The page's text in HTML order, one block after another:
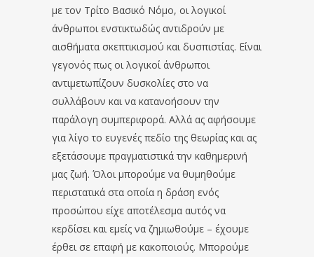
με τον Τρίτο Βασικό Νόμο, οι λογικοί
άνθρωποι ενστικτωδώς αντιδρούν με
αισθήματα σκεπτικισμού και δυσπιστίας. Είναι
γεγονός πως οι λογικοί άνθρωποι
αντιμετωπίζουν δυσκολίες στο να
συλλάβουν και να κατανοήσουν την
παράλογη συμπεριφορά. Αλλά ας αφήσουμε
για λίγο το ευγενές πεδίο της θεωρίας και ας
εξετάσουμε πραγματιστικά την καθημερινή
μας ζωή. Όλοι μπορούμε να θυμηθούμε
περιστατικά στα οποία η δράση ενός
προσώπου είχε αποτέλεσμα αυτός να
κερδίσει και εμείς να ζημιωθούμε – έχουμε
έρθει σε επαφή με κακοποιούς. Μπορούμε